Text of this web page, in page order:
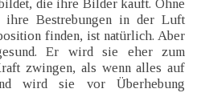
die ihre Bilder kauft. Ohne
ihre Bestrebungen in der Luft
finden, ist natürlich. Aber
Er wird sie eher zum
zwingen, als wenn alles auf
wird sie vor Überhebung